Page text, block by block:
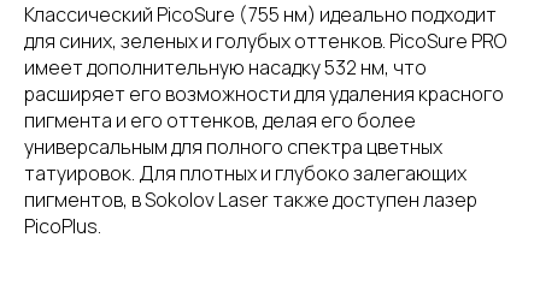
Классический PicoSure (755 нм) идеально подходит
для синих, зеленых и голубых оттенков. PicoSure PRO
имеет дополнительную насадку 532 нм, что
расширяет его возможности для удаления красного
пигмента и его оттенков, делая его более
универсальным для полного спектра цветных
татуировок. Для плотных и глубоко залегающих
пигментов, в Sokolov Laser также доступен лазер
PicoPlus.